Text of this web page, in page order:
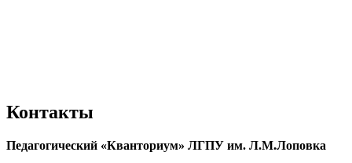
Контакты
Педагогический «Кванториум» ЛГПУ им. Л.М.Лоповка